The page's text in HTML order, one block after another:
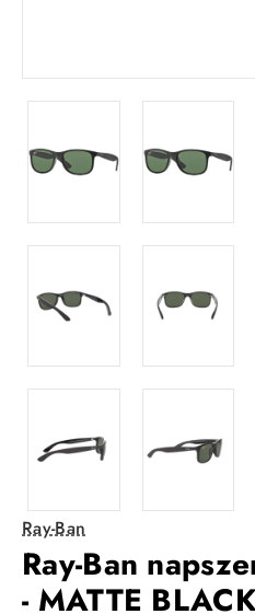
Ray-Ban
Ray-Ban
- MATTE